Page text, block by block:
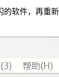
的软件，再重新